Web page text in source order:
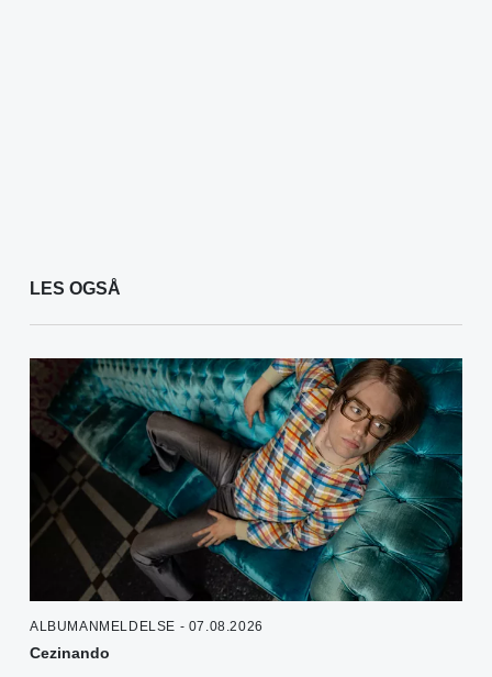
LES OGSÅ
ALBUMANMELDELSE - 07.08.2026
Cezinando